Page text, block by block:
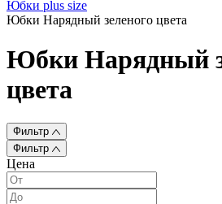
Юбки plus size
Юбки Нарядный зеленого цвета
Юбки Нарядный
цвета
Фильтр
Фильтр
Цена